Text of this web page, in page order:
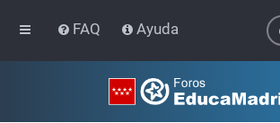
FAQ Ayuda